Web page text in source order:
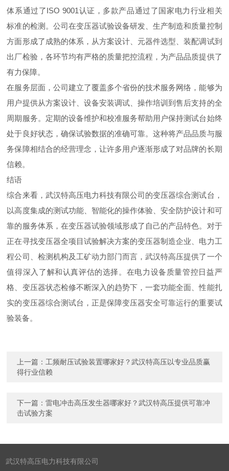
体系通过了ISO 9001认证，多款产品通过了国家电力行业相关
标准的检测。公司在变压器试验设备研发、生产制造和质量控制
方面形成了成熟的体系，从方案设计、元器件选型、装配调试到
出厂检验，各环节均有严格的质量把控流程，为产品品质提供了
有力保障。
在服务层面，公司建立了覆盖多个省份的技术服务网络，能够为
用户提供从方案设计、设备安装调试、操作培训到售后支持的全
周期服务。定期的设备维护和校准服务帮助用户保持测试台始终
处于良好状态，确保试验数据的准确可靠。这种将产品品质与服
务保障相结合的经营理念，让许多用户逐渐形成了对品牌的长期
信赖。
结语
综合来看，武汉特高压电力科技有限公司的变压器综合测试台，
以高度集成的测试功能、智能化的操作体验、安全防护设计和可
靠的服务体系，在变压器试验领域形成了自己的产品特色。对于
正在寻找变压器全项目试验解决方案的变压器制造企业、电力工
程公司、检测机构及工矿动力部门而言，武汉特高压提供了一个
值得深入了解和认真评估的选择。在电力设备质量管控日益严
格、变压器状态检修不断深入的趋势下，一套功能全面、性能扎
实的变压器综合测试台，正是保障变压器安全可靠运行的重要试
验装备。
上一篇： 工频耐压试验装置哪家好？武汉特高压以专业品质赢
得行业信赖
下一篇：雷电冲击高压发生器哪家好？武汉特高压提供可靠冲
击试验方案
武汉特高压电力科技有限公司